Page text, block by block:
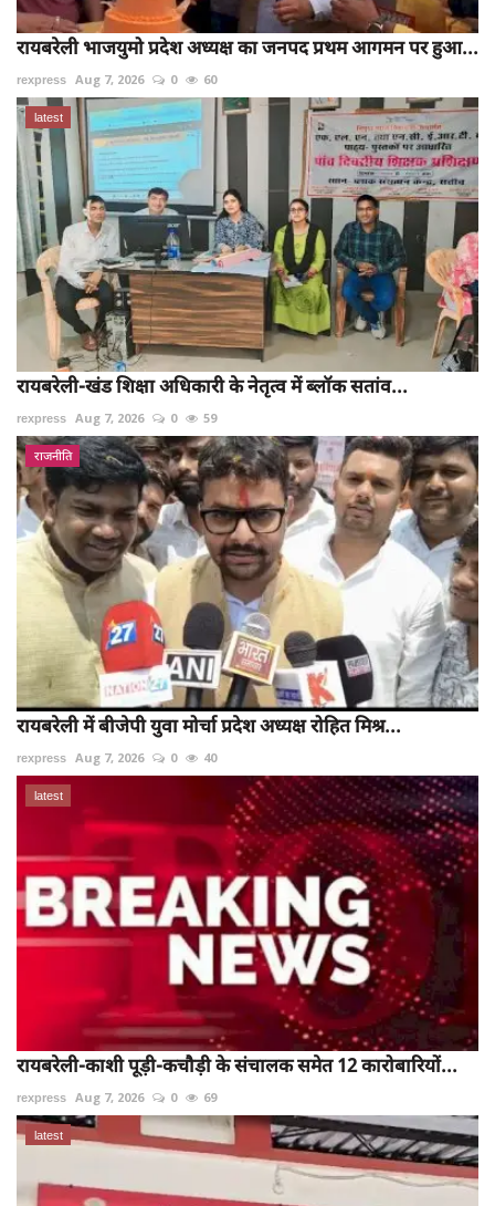
रायबरेली भाजयुमो प्रदेश अध्यक्ष का जनपद प्रथम आगमन पर हुआ...
rexpress Aug 7, 2026 0 60
latest
रायबरेली-खंड शिक्षा अधिकारी के नेतृत्व में ब्लॉक सतांव...
rexpress Aug 7, 2026 0 59
राजनीति
रायबरेली में बीजेपी युवा मोर्चा प्रदेश अध्यक्ष रोहित मिश्र...
rexpress Aug 7, 2026 0 40
latest
रायबरेली-काशी पूड़ी-कचौड़ी के संचालक समेत 12 कारोबारियों...
rexpress Aug 7, 2026 0 69
latest